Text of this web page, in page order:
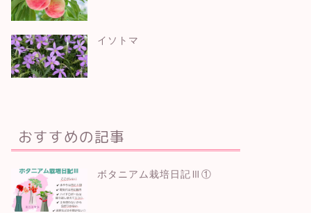
イソトマ
おすすめの記事
ボタニアム栽培日記Ⅲ①